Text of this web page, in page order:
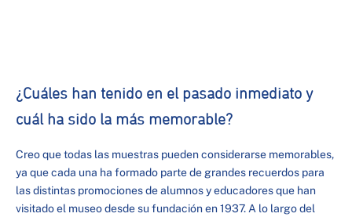
¿Cuáles han tenido en el pasado inmediato y
cuál ha sido la más memorable?
Creo que todas las muestras pueden considerarse memorables,
ya que cada una ha formado parte de grandes recuerdos para
las distintas promociones de alumnos y educadores que han
visitado el museo desde su fundación en 1937. A lo largo del